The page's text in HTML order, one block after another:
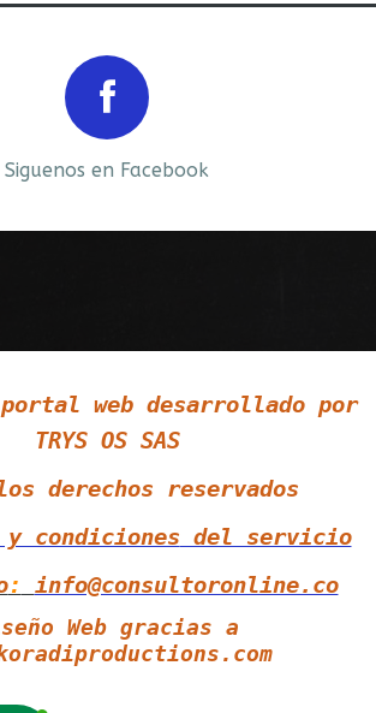
Siguenos en Facebook
web desarrollado por
TRYS OS SAS
derechos reservados
y condiciones del servicio
: info@consultoronline.co
Web gracias a